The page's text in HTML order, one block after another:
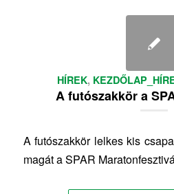
HÍREK,
A futószakkör a
A futószakkör lelkes kis
magát a SPAR